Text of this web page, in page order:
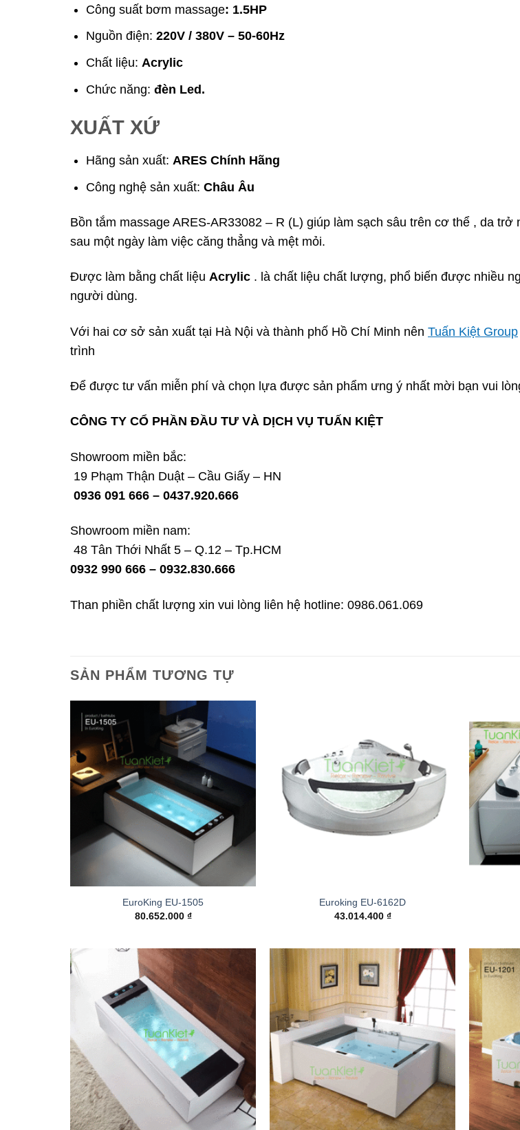
Công suất bơm massage: 1.5HP
Nguồn điện:220V / 380V – 50-60Hz
Chất liệu:Acrylic
Chức năng:đèn Led.
XUẤT XỨ
Hãng sản xuất: ARES Chính Hãng
Công nghệ sản xuất:Châu Âu
Bồn tắm massage ARES-AR33082 – R (L) giúp làm sạch sâu trên cơ thể , da
sau một ngày làm việc căng thẳng và mệt mỏi.
Được làm bằng chất liệu Acrylic . là chất liệu chất lượng, phổ biến được nhiều
người dùng.
Với hai cơ sở sản xuất tại Hà Nội và thành phố Hồ Chí Minh nên Tuấn Kiệt Group
trình
Để được tư vấn miễn phí và chọn lựa được sản phẩm ưng ý nhất mời bạn vui
CÔNG TY CỔ PHẦN ĐẦU TƯ VÀ DỊCH VỤ TUẤN KIỆT
Showroom miền bắc:
19 Phạm Thận Duật – Cầu Giấy – HN
0936 091 666 – 0437.920.666
Showroom miền nam:
48 Tân Thới Nhất 5 – Q.12 – Tp.HCM
0932 990 666 – 0932.830.666
Than phiền chất lượng xin vui lòng liên hệ hotline: 0986.061.069
SẢN PHẨM TƯƠNG TỰ
EuroKing EU-1505
80.652.000 ₫
Euroking EU-6162D
43.014.400 ₫
wishlist
Add to